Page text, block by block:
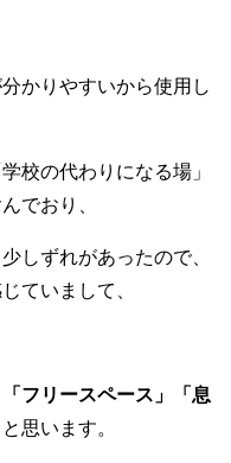
かりやすいから使用し
校の代わりになる場」
でおり、
しずれがあったので、
ていまして、
「フリースペース」「息
思います。